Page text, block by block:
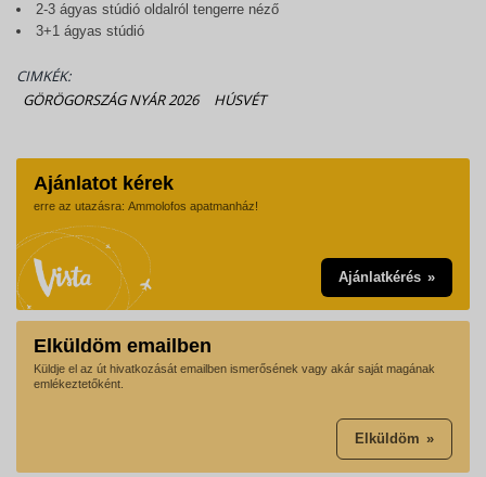
2-3 ágyas stúdió oldalról tengerre néző
3+1 ágyas stúdió
CIMKÉK:
GÖRÖGORSZÁG NYÁR 2026
HÚSVÉT
Ajánlatot kérek
erre az utazásra: Ammolofos apatmanház!
Ajánlatkérés
Elküldöm emailben
Küldje el az út hivatkozását emailben ismerősének vagy akár saját magának
emlékeztetőként.
Elküldöm